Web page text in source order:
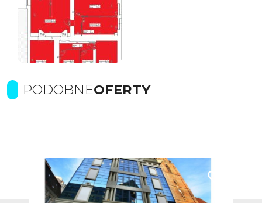
PODOBNEOFERTY
Dodaj do ulubionych